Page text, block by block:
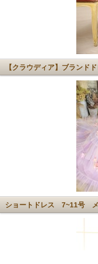
【クラウディア】ブランド
ショートドレス 7~11号